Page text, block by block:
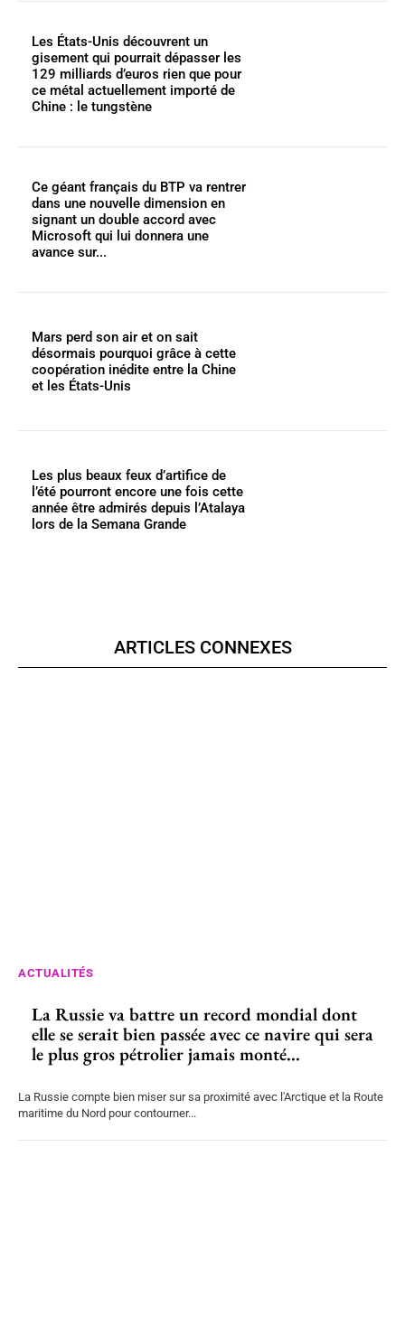
Les États-Unis découvrent un
gisement qui pourrait dépasser les
129 milliards d’euros rien que pour
ce métal actuellement importé de
Chine : le tungstène
Ce géant français du BTP va rentrer
dans une nouvelle dimension en
signant un double accord avec
Microsoft qui lui donnera une
avance sur...
Mars perd son air et on sait
désormais pourquoi grâce à cette
coopération inédite entre la Chine
et les États-Unis
Les plus beaux feux d’artifice de
l’été pourront encore une fois cette
année être admirés depuis l’Atalaya
lors de la Semana Grande
ARTICLES CONNEXES
ACTUALITÉS
La Russie va battre un record mondial dont
elle se serait bien passée avec ce navire qui sera
le plus gros pétrolier jamais monté...
La Russie compte bien miser sur sa proximité avec l'Arctique et la Route
maritime du Nord pour contourner...